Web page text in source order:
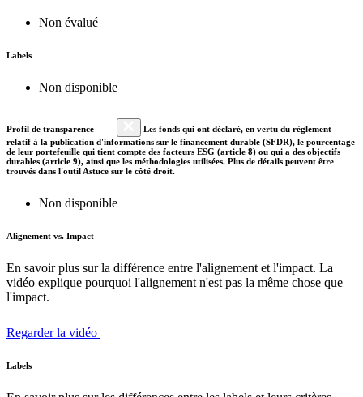
Non évalué
Labels
Non disponible
Profil de transparence
Les fonds qui ont déclaré, en vertu du règlement
relatif à la publication d'informations sur le financement durable (SFDR), le pourcentage
de leur portefeuille qui tient compte des facteurs ESG (article 8) ou qui a des objectifs
durables (article 9), ainsi que les méthodologies utilisées. Plus de détails peuvent être
trouvés dans l'outil Astuce sur le côté droit.
Non disponible
Alignement vs. Impact
En savoir plus sur la différence entre l'alignement et l'impact. La
vidéo explique pourquoi l'alignement n'est pas la même chose que
l'impact.
Regarder la vidéo
Labels